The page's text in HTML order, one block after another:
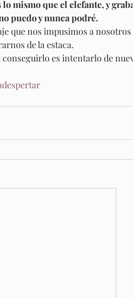
mismo que el elefante, y
puedo y nunca podré.
que nos impusimos a
de la estaca.
conseguirlo es intentarlo de